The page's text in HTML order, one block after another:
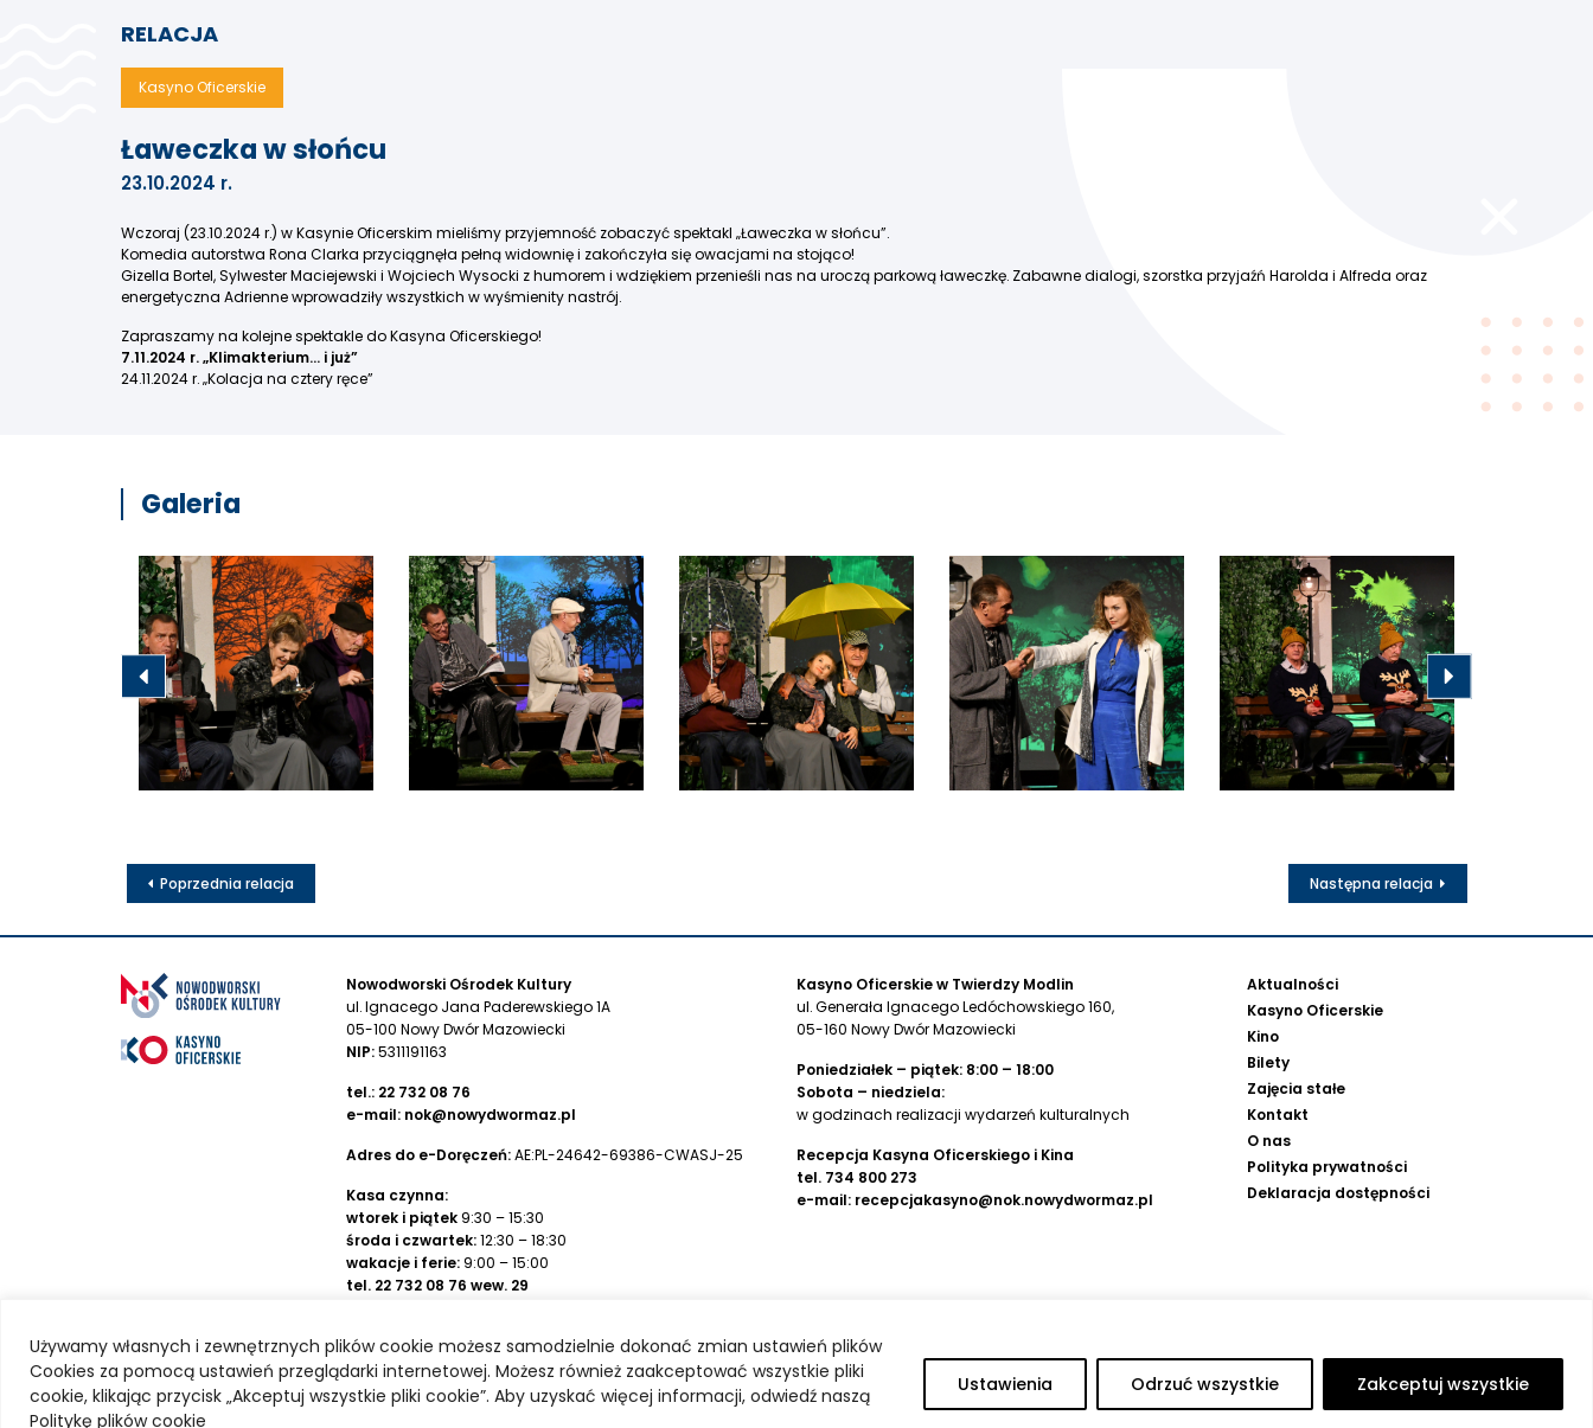
Używamy własnych i zewnętrznych plików cookie możesz samodzielnie dokonać zmian ustawień plików
Cookies za pomocą ustawień przeglądarki internetowej. Możesz również zaakceptować wszystkie pliki
cookie, klikając przycisk „Akceptuj wszystkie pliki cookie”. Aby uzyskać więcej informacji, odwiedź naszą
Politykę plików cookie
Ustawienia Odrzuć wszystkie Zakceptuj wszystkie
RELACJA
Kasyno Oficerskie
Ławeczka w słońcu
23.10.2024 r.
Wczoraj (23.10.2024 r.) w Kasynie Oficerskim mieliśmy przyjemność zobaczyć spektakl „Ławeczka w słońcu”.
Komedia autorstwa Rona Clarka przyciągnęła pełną widownię i zakończyła się owacjami na stojąco!
Gizella Bortel, Sylwester Maciejewski i Wojciech Wysocki z humorem i wdziękiem przenieśli nas na uroczą parkową ławeczkę. Zabawne dialogi, szorstka przyjaźń Harolda i Alfreda oraz
energetyczna Adrienne wprowadziły wszystkich w wyśmienity nastrój.
Zapraszamy na kolejne spektakle do Kasyna Oficerskiego!
7.11.2024 r. „Klimakterium… i już”
24.11.2024 r. „Kolacja na cztery ręce”
Galeria
Poprzednia relacja Następna relacja
Nowodworski Ośrodek Kultury
ul. Ignacego Jana Paderewskiego 1A
05-100 Nowy Dwór Mazowiecki
NIP:5311191163
tel.: 22 732 08 76
e-mail: nok@nowydwormaz.pl
Adres do e-Doręczeń:AE:PL-24642-69386-CWASJ-25
Kasa czynna:
wtorek i piątek9:30 – 15:30
środa i czwartek:12:30 – 18:30
wakacje i ferie:9:00 – 15:00
tel. 22 732 08 76 wew. 29
Nowodworskiego Ośrodka Kultury:
Bank Spółdzielczy69 8011 0008 0000 0000 2769 0001
Kasyno Oficerskie w Twierdzy Modlin
ul. Generała Ignacego Ledóchowskiego 160,
05-160 Nowy Dwór Mazowiecki
Poniedziałek – piątek: 8:00 – 18:00
Sobota – niedziela:
w godzinach realizacji wydarzeń kulturalnych
Recepcja Kasyna Oficerskiego i Kina
tel. 734 800 273
e-mail: recepcjakasyno@nok.nowydwormaz.pl
Aktualności
Kasyno Oficerskie
Kino
Bilety
Zajęcia stałe
Kontakt
O nas
Polityka prywatności
Deklaracja dostępności